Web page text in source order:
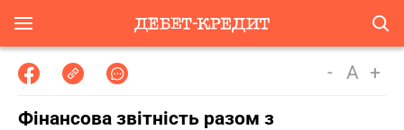
- A +
Фінансова звітність разом з